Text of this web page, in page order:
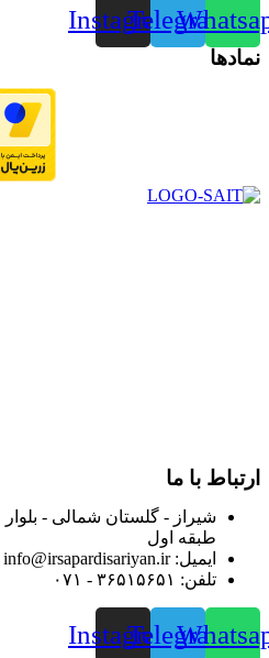
Telegram
Instagram
نمادها
ارتباط با ما
شیراز - گلستان شمالی -
طبقه اول
ایمیل: info@irsapardisariyan.ir
تلفن: ۳۶۵۱۵۶۵۱ - ۰۷۱
Telegram
Instagram